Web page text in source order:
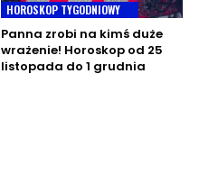
HOROSKOP TYGODNIOWY
Panna zrobi na kimś duże
wrażenie! Horoskop od 25
listopada do 1 grudnia